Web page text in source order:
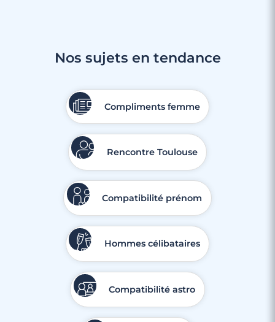
Nos sujets en tendance
Compliments femme
Rencontre Toulouse
Compatibilité prénom
Hommes célibataires
Compatibilité astro